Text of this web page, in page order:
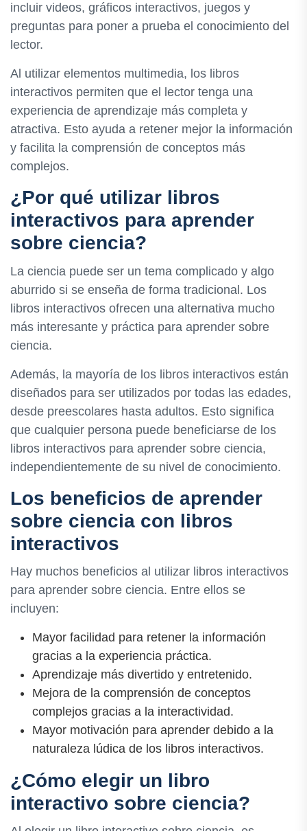
incluir videos, gráficos interactivos, juegos y
preguntas para poner a prueba el conocimiento del
lector.
Al utilizar elementos multimedia, los libros
interactivos permiten que el lector tenga una
experiencia de aprendizaje más completa y
atractiva. Esto ayuda a retener mejor la información
y facilita la comprensión de conceptos más
complejos.
¿Por qué utilizar libros
interactivos para aprender
sobre ciencia?
La ciencia puede ser un tema complicado y algo
aburrido si se enseña de forma tradicional. Los
libros interactivos ofrecen una alternativa mucho
más interesante y práctica para aprender sobre
ciencia.
Además, la mayoría de los libros interactivos están
diseñados para ser utilizados por todas las edades,
desde preescolares hasta adultos. Esto significa
que cualquier persona puede beneficiarse de los
libros interactivos para aprender sobre ciencia,
independientemente de su nivel de conocimiento.
Los beneficios de aprender
sobre ciencia con libros
interactivos
Hay muchos beneficios al utilizar libros interactivos
para aprender sobre ciencia. Entre ellos se
incluyen:
Mayor facilidad para retener la información
gracias a la experiencia práctica.
Aprendizaje más divertido y entretenido.
Mejora de la comprensión de conceptos
complejos gracias a la interactividad.
Mayor motivación para aprender debido a la
naturaleza lúdica de los libros interactivos.
¿Cómo elegir un libro
interactivo sobre ciencia?